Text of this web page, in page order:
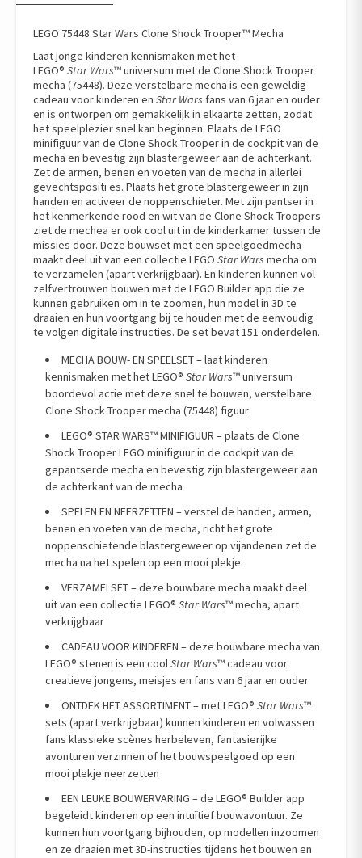
LEGO 75448 Star Wars Clone Shock Trooper™ Mecha
Laat jonge kinderen kennismaken met het
LEGO® Star Wars™ universum met de Clone Shock Trooper
mecha (75448). Deze verstelbare mecha is een geweldig
cadeau voor kinderen en Star Wars fans van 6 jaar en ouder
en is ontworpen om gemakkelijk in elkaarte zetten, zodat
het speelplezier snel kan beginnen. Plaats de LEGO
minifiguur van de Clone Shock Trooper in de cockpit van de
mecha en bevestig zijn blastergeweer aan de achterkant.
Zet de armen, benen en voeten van de mecha in allerlei
gevechtspositi es. Plaats het grote blastergeweer in zijn
handen en activeer de noppenschieter. Met zijn pantser in
het kenmerkende rood en wit van de Clone Shock Troopers
ziet de mechea er ook cool uit in de kinderkamer tussen de
missies door. Deze bouwset met een speelgoedmecha
maakt deel uit van een collectie LEGO Star Wars mecha om
te verzamelen (apart verkrijgbaar). En kinderen kunnen vol
zelfvertrouwen bouwen met de LEGO Builder app die ze
kunnen gebruiken om in te zoomen, hun model in 3D te
draaien en hun voortgang bij te houden met de eenvoudig
te volgen digitale instructies. De set bevat 151 onderdelen.
MECHA BOUW- EN SPEELSET – laat kinderen
kennismaken met het LEGO® Star Wars™ universum
boordevol actie met deze snel te bouwen, verstelbare
Clone Shock Trooper mecha (75448) figuur
LEGO® STAR WARS™ MINIFIGUUR – plaats de Clone
Shock Trooper LEGO minifiguur in de cockpit van de
gepantserde mecha en bevestig zijn blastergeweer aan
de achterkant van de mecha
SPELEN EN NEERZETTEN – verstel de handen, armen,
benen en voeten van de mecha, richt het grote
noppenschietende blastergeweer op vijandenen zet de
mecha na het spelen op een mooi plekje
VERZAMELSET – deze bouwbare mecha maakt deel
uit van een collectie LEGO® Star Wars™ mecha, apart
verkrijgbaar
CADEAU VOOR KINDEREN – deze bouwbare mecha van
LEGO® stenen is een coolStar Wars™ cadeau voor
creatieve jongens, meisjes en fans van 6 jaar en ouder
ONTDEK HET ASSORTIMENT – met LEGO® Star Wars™
sets (apart verkrijgbaar) kunnen kinderen en volwassen
fans klassieke scènes herbeleven, fantasierijke
avonturen verzinnen of het bouwspeelgoed op een
mooi plekje neerzetten
EEN LEUKE BOUWERVARING – de LEGO® Builder app
begeleidt kinderen op een intuïtief bouwavontuur. Ze
kunnen hun voortgang bijhouden, op modellen inzoomen
en ze draaien met 3D-instructies tijdens het bouwen en